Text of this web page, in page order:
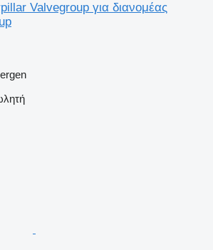
Valvegroup για διανομέας